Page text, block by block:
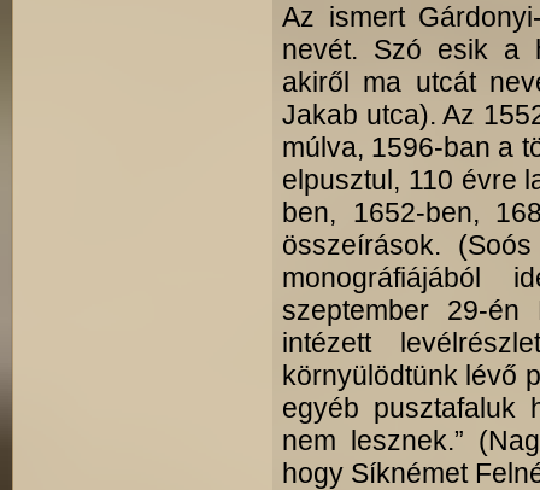
Az ismert
nevét. Szó esik a
akiről ma utcát
Jakab utca). Az
múlva, 1596-ban a
elpusztul, 110 évre
ben, 1652-ben,
összeírások.
monográfiájából
szeptember 29-én
intézett
környülödtünk lévő
egyéb pusztafaluk
nem lesznek.”
hogy Síknémet